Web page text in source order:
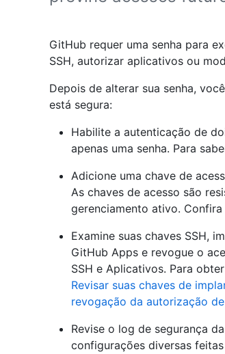
GitHub requer uma senha para
SSH, autorizar aplicativos ou
Depois de alterar sua senha,
está segura:
Habilite a autenticação de
apenas uma senha. Para
Adicione uma chave de
As chaves de acesso são
gerenciamento ativo. Confira
Examine suas chaves SSH,
GitHub Apps e revogue o
SSH e Aplicativos. Para
Revisar suas chaves de
revogação da autorização
Revise o log de segurança
configurações diversas